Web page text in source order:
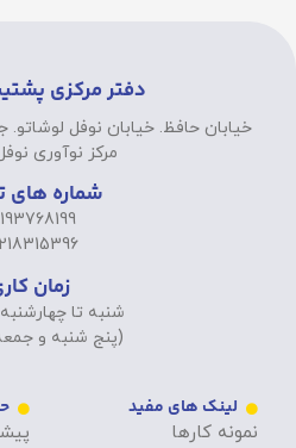
دفتر مرکزی
مرکز نوآوری
شماره های
زمان
شنبه تا چهارشنبه 10 الی 18
(پنج شنبه و
لینک های مفید
نمونه کارها